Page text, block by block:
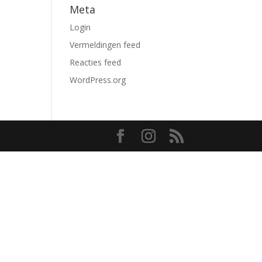
Meta
Login
Vermeldingen feed
Reacties feed
WordPress.org